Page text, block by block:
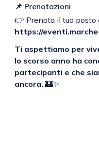
📌 Prenotazioni
👉 Prenota il tuo
https://
Ti aspettiamo per
lo scorso anno ha
partecipanti e che
ancora. 🏰✨